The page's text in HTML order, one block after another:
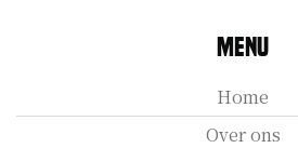
Menu
Home
Over ons